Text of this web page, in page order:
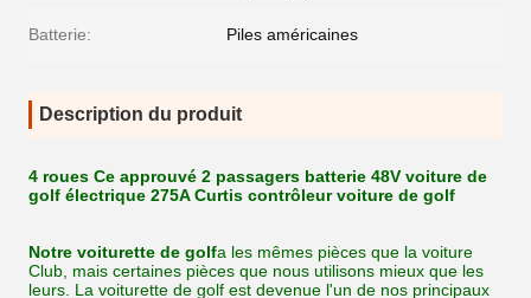
Batterie: Piles américaines
Description du produit
4 roues Ce approuvé 2 passagers batterie 48V voiture de
golf électrique 275A Curtis contrôleur voiture de golf
Notre voiturette de golfa les mêmes pièces que la voiture
Club, mais certaines pièces que nous utilisons mieux que les
leurs. La voiturette de golf est devenue l'un de nos principaux